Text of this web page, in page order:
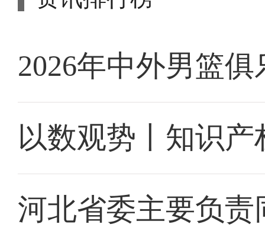
2026年中外男篮
以数观势丨知识
河北省委主要负